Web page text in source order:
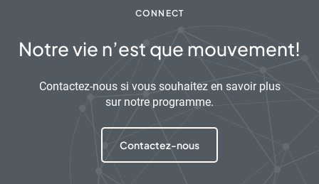
CONNECT
Notre vie n’est que mouvement!
Contactez-nous si vous souhaitez en savoir plus
sur notre programme.
Contactez-nous